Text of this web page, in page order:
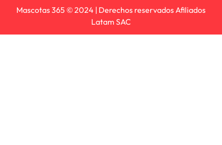
Mascotas 365 © 2024 | Derechos reservados Afiliados
Latam SAC